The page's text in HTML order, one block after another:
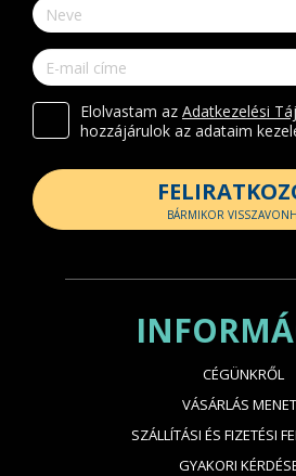
Elolvastam az Adatkezelési
hozzájárulok az adataim
BÁRMIKOR
CÉGÜNKRŐL
VÁSÁRLÁS
SZÁLLÍTÁSI ÉS FIZETÉSI
GYAKORI